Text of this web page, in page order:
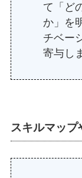
て「ど
か」を
チベー
寄与し
スキルマッ